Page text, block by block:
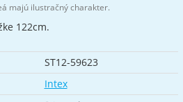
majú ilustračný charakter.
122cm.
ST12-59623
Intex